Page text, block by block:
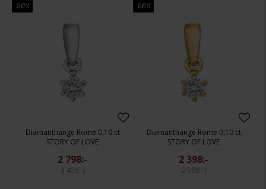
20%
Diamanthänge Rome 0,10 ct
STORY OF LOVE
2 798:-
3 498:-
20%
Diamanthänge Rome 0,10 ct
STORY OF LOVE
2 398:-
2 998:-